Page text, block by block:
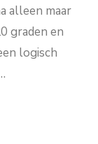
alleen maar
graden en
logisch